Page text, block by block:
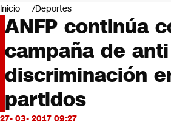
Negocios
Deportes
Programas completos
Cultura
Servicios
Bits
CNN tiempo
Futuro 360
Inicio Deportes
ANFP continúa
campaña de anti
discriminación
partidos
27- 03- 2017 09:27